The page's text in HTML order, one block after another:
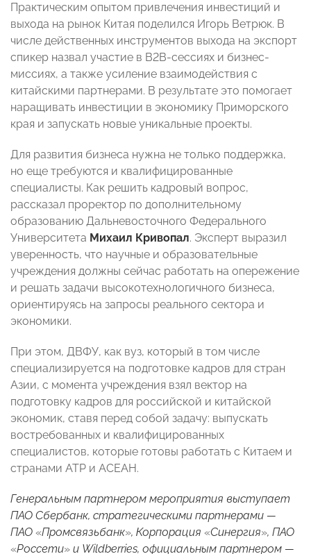
Практическим опытом привлечения инвестиций и
выхода на рынок Китая поделился Игорь Ветрюк. В
числе действенных инструментов выхода на экспорт
спикер назвал участие в B2B-сессиях и бизнес-
миссиях, а также усиление взаимодействия с
китайскими партнерами. В результате это помогает
наращивать инвестиции в экономику Приморского
края и запускать новые уникальные проекты.
Для развития бизнеса нужна не только поддержка,
но еще требуются и квалифицированные
специалисты. Как решить кадровый вопрос,
рассказал проректор по дополнительному
образованию Дальневосточного Федерального
Университета Михаил Кривопал. Эксперт выразил
уверенность, что научные и образовательные
учреждения должны сейчас работать на опережение
и решать задачи высокотехнологичного бизнеса,
ориентируясь на запросы реального сектора и
экономики.
При этом, ДВФУ, как вуз, который в том числе
специализируется на подготовке кадров для стран
Азии, с момента учреждения взял вектор на
подготовку кадров для российской и китайской
экономик, ставя перед собой задачу: выпускать
востребованных и квалифицированных
специалистов, которые готовы работать с Китаем и
странами АТР и АСЕАН.
Генеральным партнером мероприятия выступает
ПАО Сбербанк, стратегическими партнерами —
ПАО «Промсвязьбанк», Корпорация «Синергия», ПАО
«Россети» и Wildberries, официальным партнером —